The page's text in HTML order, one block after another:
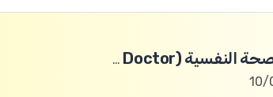
طبيب رأب الفجوة في الصحة النفسية (mhGAP Doctor)